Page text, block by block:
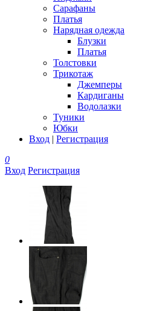
Сарафаны
Платья
Нарядная одежда
Блузки
Платья
Толстовки
Трикотаж
Джемперы
Кардиганы
Водолазки
Туники
Юбки
Вход | Регистрация
0
Вход Регистрация